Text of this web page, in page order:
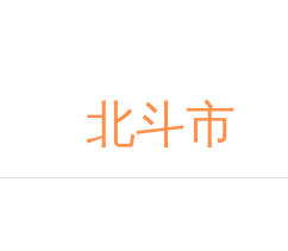
北斗市